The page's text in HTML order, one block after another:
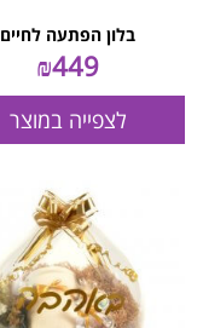
בלון הפתעה לחיים
₪449
לצפייה במוצר